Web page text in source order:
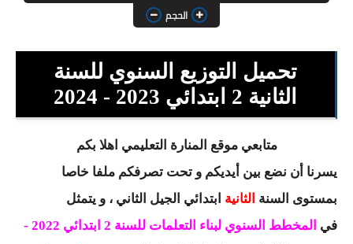
السنة الرابعة ابتدائي
السنة الخامسة ابتدائي
شهادة التعليم الابتدائي
تزيين القسم
التعليم المتوسط
الحجم
تحميل التوزيع السنوي للسنة
الثانية 2 ابتدائي 2023 - 2024
متابعي موقع المنارة التعليمي اهلا بكم
يسرنا أن نضع بين أيديكم و تحت تصرفكم ملفا خاصا
بمستوى السنة الثانية ابتدائي الجيل الثاني ، و يتمثل
في
المخطط السنوي لبناء التعلمات للسنة 2 ابتدائي 2022 -